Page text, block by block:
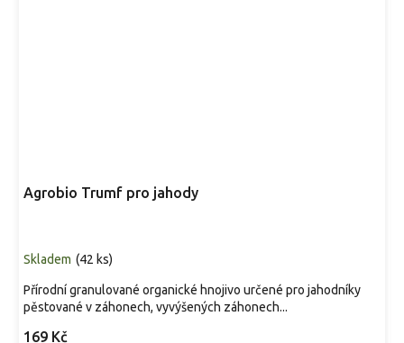
Agrobio Trumf pro jahody
Skladem (42 ks)
169 Kč
Přírodní granulované organické hnojivo určené pro jahodníky
pěstované v záhonech, vyvýšených záhonech...